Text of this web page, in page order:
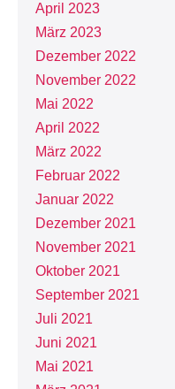
April 2023
März 2023
Dezember 2022
November 2022
Mai 2022
April 2022
März 2022
Februar 2022
Januar 2022
Dezember 2021
November 2021
Oktober 2021
September 2021
Juli 2021
Juni 2021
Mai 2021